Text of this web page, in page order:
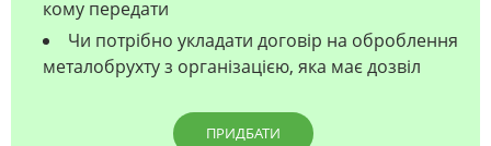
кому передати
Чи потрібно укладати договір на оброблення
металобрухту з організацією, яка має дозвіл
ПРИДБАТИ